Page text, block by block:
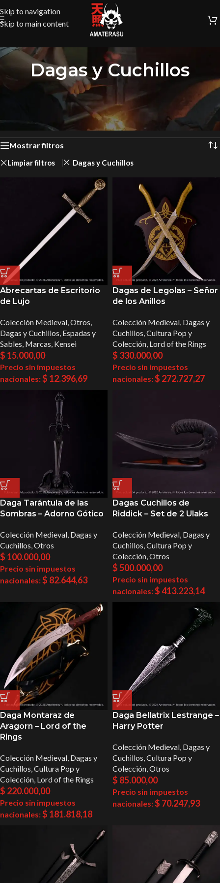
Skip to navigation
Skip to main content
Dagas y Cuchillos
Colección Medieval/ Dagas y Cuchillos
Mostrando 1–12 de 20 resultados
Mostrar filtros
Limpiar filtros Dagas y Cuchillos
Abrecartas de Escritorio
de Lujo
Colección Medieval,Otros,
Dagas y Cuchillos, Espadas y
Sables, Marcas, Kensei
$ 15.000,00
Precio sin impuestos
nacionales:$ 12.396,69
Dagas de Legolas – Señor
de los Anillos
Colección Medieval, Dagas y
Cuchillos,Cultura Pop y
Colección, Lord of the Rings
$ 330.000,00
Precio sin impuestos
nacionales:$ 272.727,27
Daga Tarántula de las
Sombras – Adorno Gótico
Colección Medieval, Dagas y
Cuchillos,Otros
$ 100.000,00
Precio sin impuestos
nacionales:$ 82.644,63
Dagas Cuchillos de
Riddick – Set de 2 Ulaks
Colección Medieval, Dagas y
Cuchillos,Cultura Pop y
Colección,Otros
$500.000,00
Precio sin impuestos
nacionales:$413.223,14
Daga Montaraz de
Aragorn – Lord of the
Rings
Colección Medieval, Dagas y
Cuchillos,Cultura Pop y
Colección, Lord of the Rings
$ 220.000,00
Precio sin impuestos
nacionales:$ 181.818,18
Daga Bellatrix Lestrange –
Harry Potter
Colección Medieval, Dagas y
Cuchillos,Cultura Pop y
Colección,Otros
$ 85.000,00
Precio sin impuestos
nacionales:$ 70.247,93